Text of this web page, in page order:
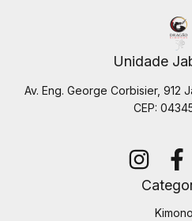
Unidade
Av. Eng. George Corbisier, 912
CEP: